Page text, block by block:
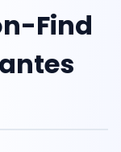
Find